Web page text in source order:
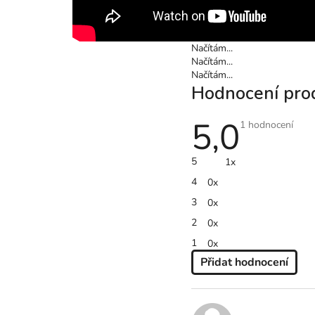
Načítám...
Načítám...
Načítám...
Hodnocení
5,0Průměrné
1 hodnocení
5
1x
4
0x
3
0x
2
0x
1
0x
Přidat hodnocení
P